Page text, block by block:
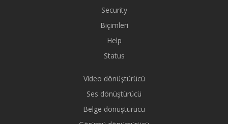
Security
Biçimleri
Help
Status
Video dönüştürücü
Ses dönüştürücü
Belge dönüştürücü